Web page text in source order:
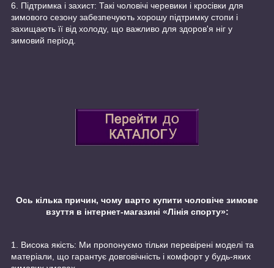
6. Підтримка і захист: Такі чоловічі черевики і кросівки для
зимового сезону забезпечують хорошу підтримку стопи і
захищають її від холоду, що важливо для здоров'я ніг у
зимовий період.
Ось кілька причин, чому варто купити чоловіче зимове
взуття в інтернет-магазині «Лінія спорту»:
1. Висока якість: Ми пропонуємо тільки перевірені моделі та
матеріали, що гарантує довговічність і комфорт у будь-яких